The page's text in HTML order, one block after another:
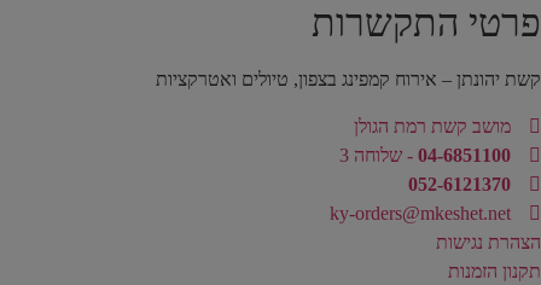
פרטי התקשרות
קשת יהונתן – אירוח קמפינג בצפון, טיולים ואטרקציות
מושב קשת רמת הגולן
04-6851100 - שלוחה 3
052-6121370
ky-orders@mkeshet.net
הצהרת נגישות
תקנון הזמנות